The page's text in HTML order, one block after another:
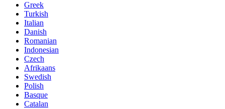
Greek
Turkish
Italian
Danish
Romanian
Indonesian
Czech
Afrikaans
Swedish
Polish
Basque
Catalan